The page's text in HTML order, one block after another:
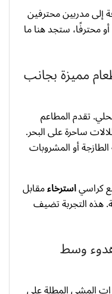
إلى مدربين محترفين
محترفًا، ستجد هنا ما
مميزة بجانب
تقدم المطاعم
ساحرة على البحر.
أو المشروبات
كراسياسترخاءمقابل
هذه التجربة تضيف
هدوء وسط